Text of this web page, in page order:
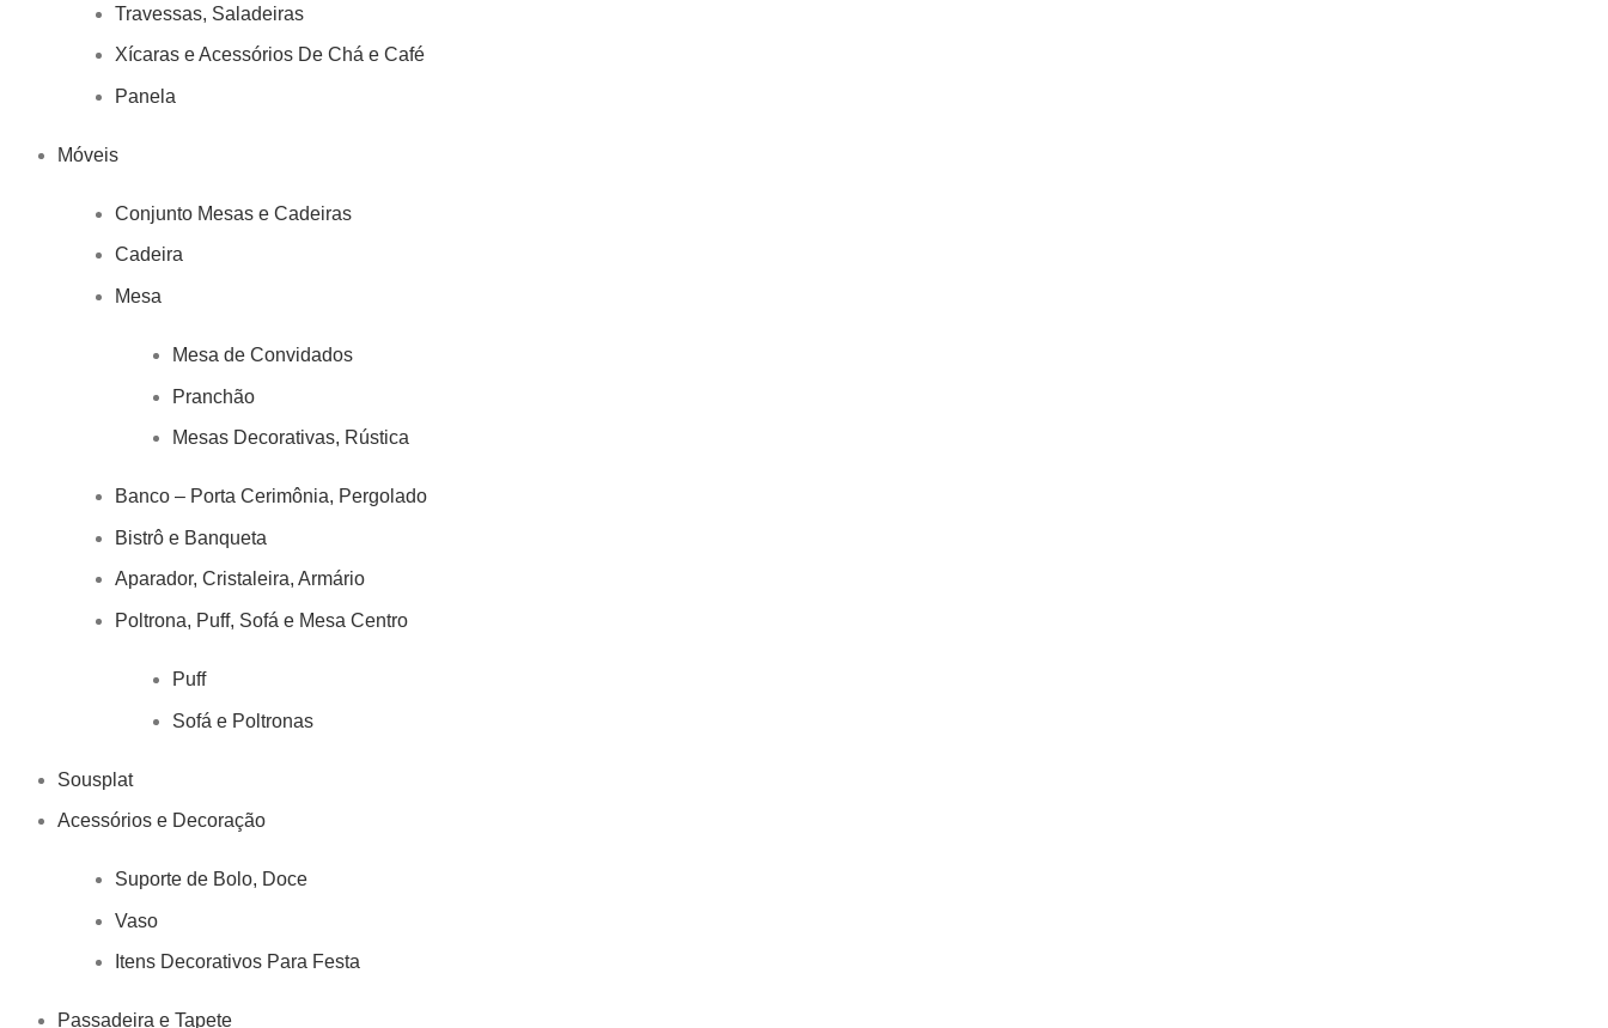
Travessas, Saladeiras
Xícaras e Acessórios De Chá e Café
Panela
Móveis
Conjunto Mesas e Cadeiras
Cadeira
Mesa
Mesa de Convidados
Pranchão
Mesas Decorativas, Rústica
Banco – Porta Cerimônia, Pergolado
Bistrô e Banqueta
Aparador, Cristaleira, Armário
Poltrona, Puff, Sofá e Mesa Centro
Puff
Sofá e Poltronas
Sousplat
Acessórios e Decoração
Suporte de Bolo, Doce
Vaso
Itens Decorativos Para Festa
Passadeira e Tapete